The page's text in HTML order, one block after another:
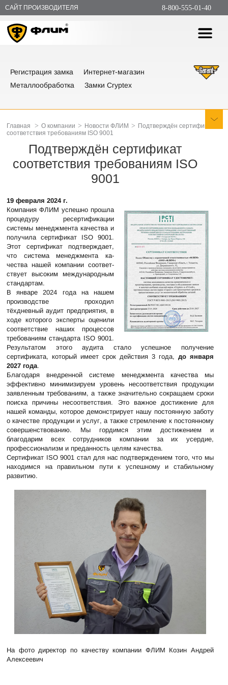
САЙТ ПРОИЗВОДИТЕЛЯ 8-800-555-01-40
Регистрация замка
Интернет-магазин
Металлообработка
Замки Cryptex
Главная > О компании > Новости ФЛИМ > Подтверждён сертификат
соответствия требованиям ISO 9001
Подтверждён сертификат
соответствия требованиям ISO
9001
19 февраля 2024 г.
Компания ФЛИМ успешно прошла
процедуру ресерти­фикации
системы менедж­мента ка­чест­ва и
получила сертификат ISO 9001.
Этот сер­тифи­кат под­тверж­да­ет,
что сис­тема менедж­мента ка­
чества нашей ком­пании соот­вет­
ству­ет вы­со­ким между­нар­одным
стан­дар­там.
В январе 2024 года на нашем
производстве проходил
тёхдневный аудит предприятия, в
ходе которого эксперты оценили
соответствие наших процессов
требованиям стандарта ISO 9001.
Результатом этого аудита стало успешное получение
сертификата, который имеет срок действия 3 года, до января
2027 года.
Благодаря внедренной системе менеджмента качества мы
эффективно минимизируем уровень несоответствия продукции
заявленным требованиям, а также значительно сокращаем сроки
поиска причины несоответствия. Это важное достижение для
нашей команды, которое демонстрирует нашу постоянную заботу
о качестве продукции и услуг, а также стремление к постоянному
совершенствованию. Мы гордимся этим достижением и
благодарим всех сотрудников компании за их усердие,
профессионализм и преданность целям качества.
Сертификат ISO 9001 стал для нас подтверждением того, что мы
находимся на правильном пути к успешному и стабильному
развитию.
На фото директор по качеству компании ФЛИМ Козин Андрей
Алексеевич